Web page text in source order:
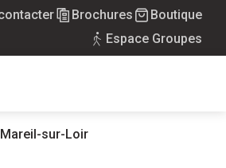
Brochures
Boutique
Espace Groupes
sur-Loir